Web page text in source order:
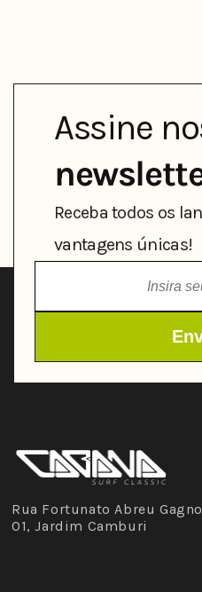
Assine
Receba todos os
vantagens únicas!
Rua Fortunato Abreu
01, Jardim Camburi